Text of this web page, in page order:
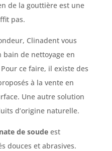
de la gouttière est une
pas.
Clinadent vous
de nettoyage en
ce faire, il existe des
à la vente en
Une autre solution
d’origine naturelle.
de soudeest
douces et abrasives.